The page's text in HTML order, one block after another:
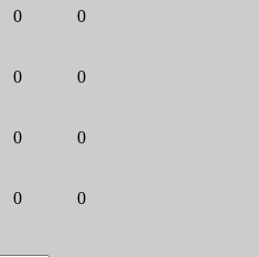
0 0
0 0
0 0
0 0